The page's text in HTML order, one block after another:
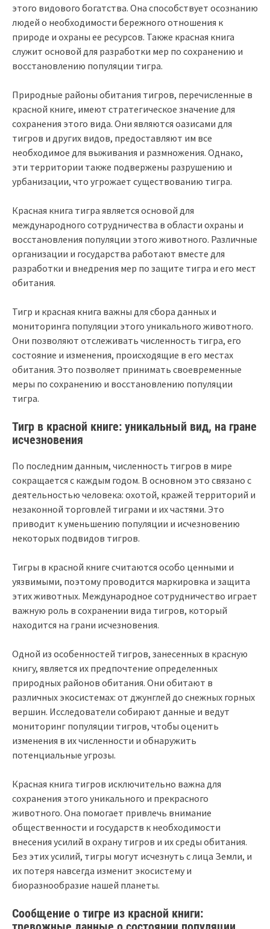
этого видового богатства. Она способствует осознанию
людей о необходимости бережного отношения к
природе и охраны ее ресурсов. Также красная книга
служит основой для разработки мер по сохранению и
восстановлению популяции тигра.
Природные районы обитания тигров, перечисленные в
красной книге, имеют стратегическое значение для
сохранения этого вида. Они являются оазисами для
тигров и других видов, предоставляют им все
необходимое для выживания и размножения. Однако,
эти территории также подвержены разрушению и
урбанизации, что угрожает существованию тигра.
Красная книга тигра является основой для
международного сотрудничества в области охраны и
восстановления популяции этого животного. Различные
организации и государства работают вместе для
разработки и внедрения мер по защите тигра и его мест
обитания.
Тигр и красная книга важны для сбора данных и
мониторинга популяции этого уникального животного.
Они позволяют отслеживать численность тигра, его
состояние и изменения, происходящие в его местах
обитания. Это позволяет принимать своевременные
меры по сохранению и восстановлению популяции
тигра.
Тигр в красной книге: уникальный вид, на гране
исчезновения
По последним данным, численность тигров в мире
сокращается с каждым годом. В основном это связано с
деятельностью человека: охотой, кражей территорий и
незаконной торговлей тиграми и их частями. Это
приводит к уменьшению популяции и исчезновению
некоторых подвидов тигров.
Тигры в красной книге считаются особо ценными и
уязвимыми, поэтому проводится маркировка и защита
этих животных. Международное сотрудничество играет
важную роль в сохранении вида тигров, который
находится на грани исчезновения.
Одной из особенностей тигров, занесенных в красную
книгу, является их предпочтение определенных
природных районов обитания. Они обитают в
различных экосистемах: от джунглей до снежных горных
вершин. Исследователи собирают данные и ведут
мониторинг популяции тигров, чтобы оценить
изменения в их численности и обнаружить
потенциальные угрозы.
Красная книга тигров исключительно важна для
сохранения этого уникального и прекрасного
животного. Она помогает привлечь внимание
общественности и государств к необходимости
внесения усилий в охрану тигров и их среды обитания.
Без этих усилий, тигры могут исчезнуть с лица Земли, и
их потеря навсегда изменит экосистему и
биоразнообразие нашей планеты.
Сообщение о тигре из красной книги: